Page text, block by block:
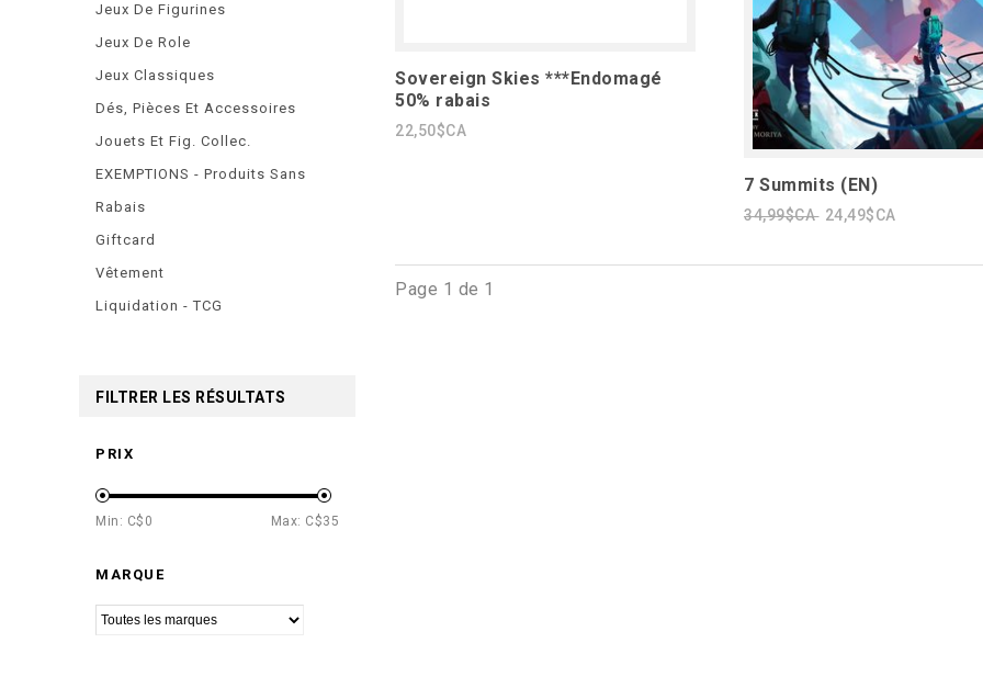
Sovereign Skies ***Endomagé
50% rabais
22,50$CA
7 Summits (EN)
34,99$CA 24,49$CA
Page 1 de 1
Jeux De Figurines
Jeux De Role
Jeux Classiques
Dés, Pièces Et Accessoires
Jouets Et Fig. Collec.
EXEMPTIONS - Produits Sans
Rabais
Giftcard
Vêtement
Liquidation - TCG
FILTRER LES RÉSULTATS
PRIX
Min: C$ 0 Max: C$35
MARQUE